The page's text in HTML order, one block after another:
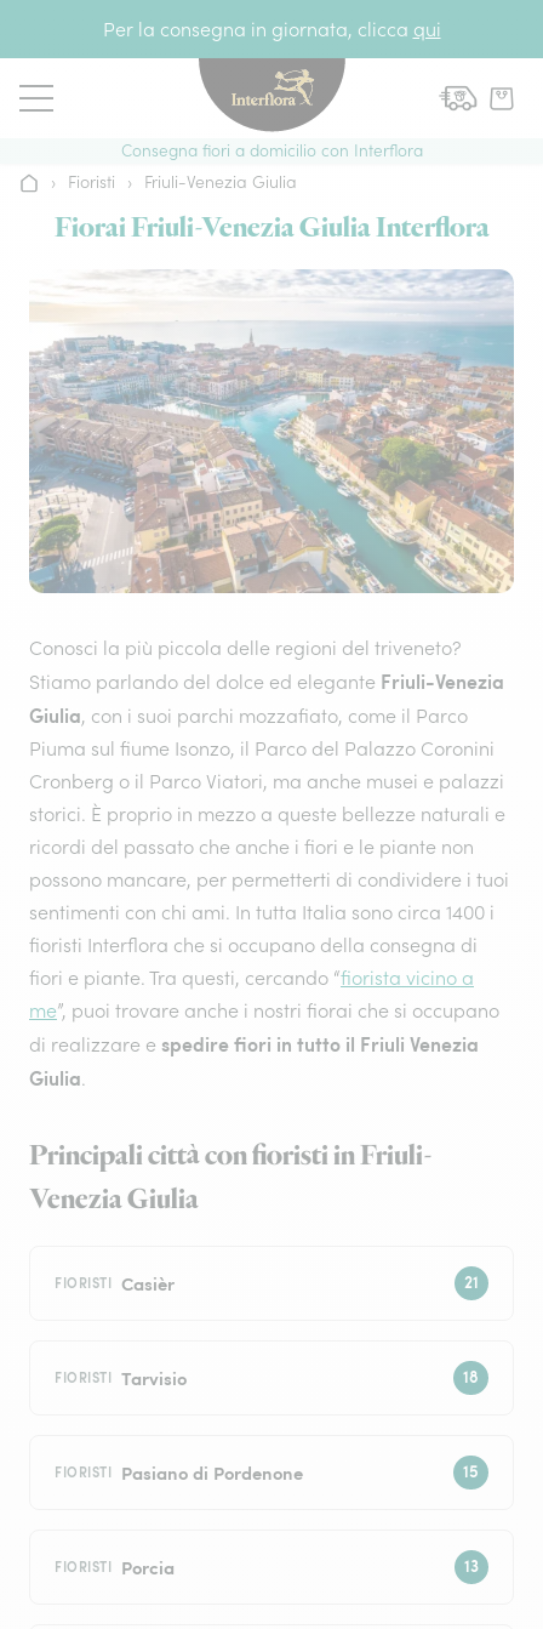
Per la consegna in giornata, clicca qui
Consegna fiori a domicilio con Interflora
Home› Fioristi › Friuli-Venezia Giulia
Fiorai Friuli-Venezia Giulia Interflora
Conosci la più piccola delle regioni del triveneto?
Stiamo parlando del dolce ed elegante Friuli-Venezia
Giulia, con i suoi parchi mozzafiato, come il Parco
Piuma sul fiume Isonzo, il Parco del Palazzo Coronini
Cronberg o il Parco Viatori, ma anche musei e palazzi
storici. È proprio in mezzo a queste bellezze naturali e
ricordi del passato che anche i fiori e le piante non
possono mancare, per permetterti di condividere i tuoi
sentimenti con chi ami. In tutta Italia sono circa 1400 i
fioristi Interflora che si occupano della consegna di
fiori e piante. Tra questi, cercando “fiorista vicino a
me”, puoi trovare anche i nostri fiorai che si occupano
di realizzare e spedire fiori in tutto il Friuli Venezia
Giulia.
Principali città con fioristi in Friuli-
Venezia Giulia
FIORISTI Casièr
FIORISTI Tarvisio
FIORISTI Pasiano di Pordenone
FIORISTI Porcia